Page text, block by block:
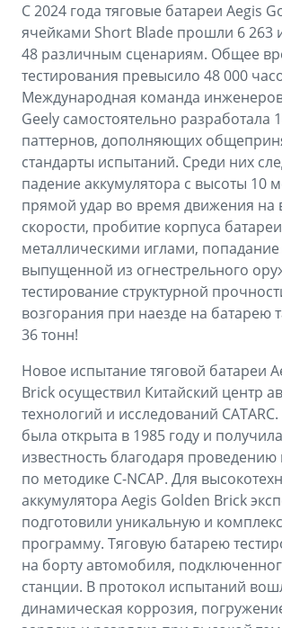
С 2024 года тяговые батареи Aegis
ячейками Short Blade прошли 6 263
48 различным сценариям. Общее
тестирования превысило 48 000
Международная команда
Geely самостоятельно разработала
паттернов, дополняющих
стандарты испытаний. Среди них
падение аккумулятора с высоты 10
прямой удар во время движения на
скорости, пробитие корпуса
металлическими иглами, попадание
выпущенной из огнестрельного
тестирование структурной
возгорания при наезде на батарею
36 тонн!
Новое испытание тяговой батареи
Brick осуществил Китайский центр
технологий и исследований
была открыта в 1985 году и
известность благодаря проведению
по методике C-NCAP. Для
аккумулятора Aegis Golden Brick
подготовили уникальную и
программу. Тяговую батарею
на борту автомобиля,
станции. В протокол испытаний
динамическая коррозия,